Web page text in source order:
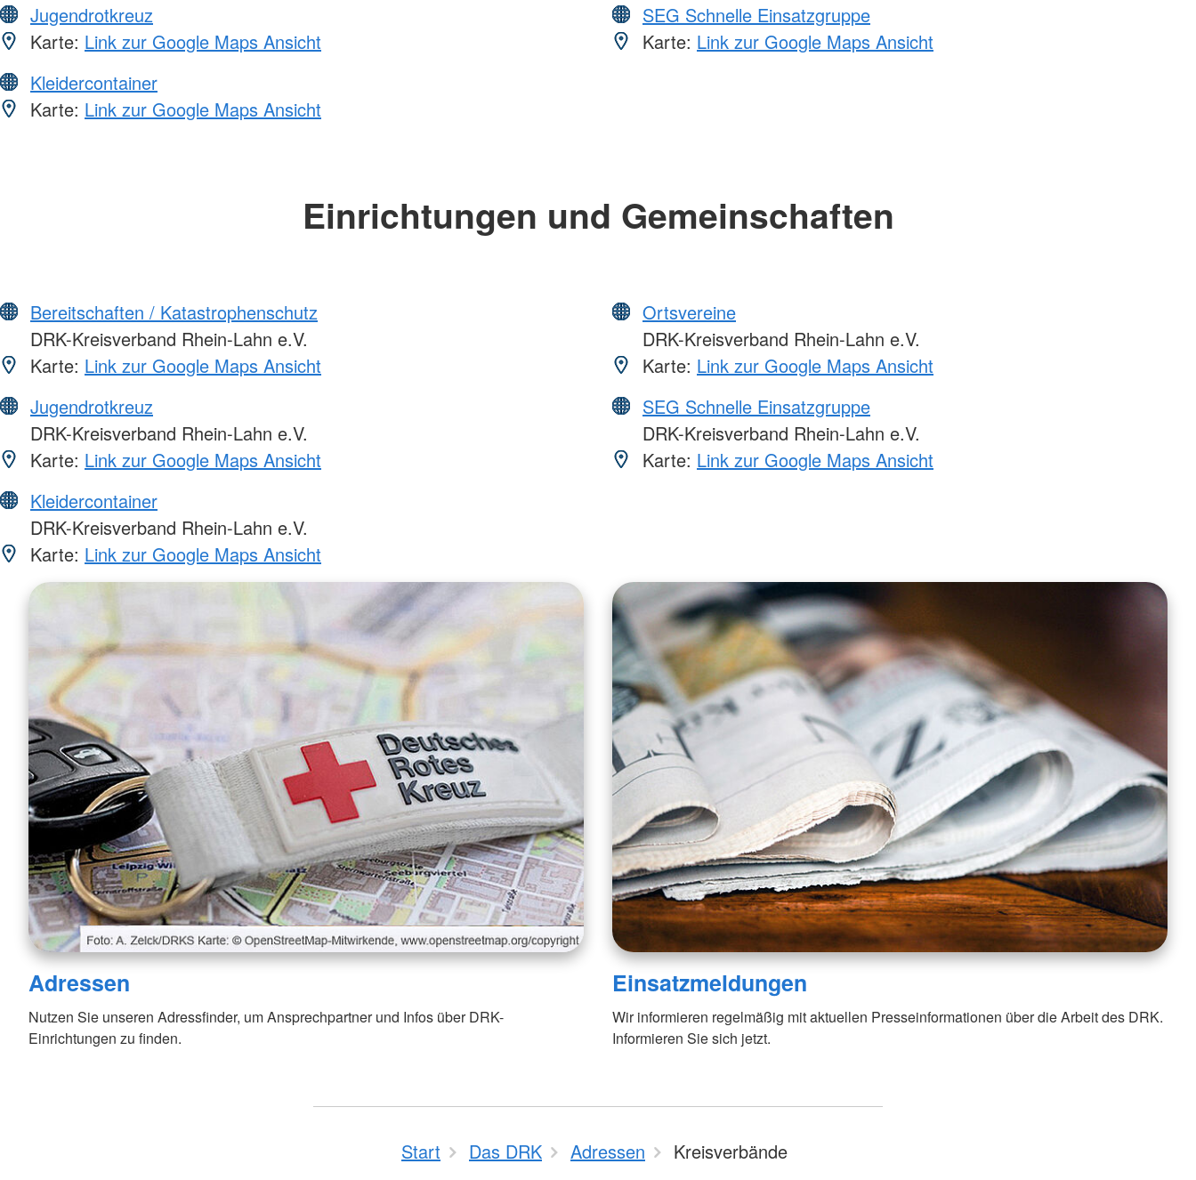
Jugendrotkreuz
Karte: Link zur Google Maps Ansicht
Kleidercontainer
Karte: Link zur Google Maps Ansicht
SEG Schnelle Einsatzgruppe
Karte: Link zur Google Maps Ansicht
Einrichtungen und Gemeinschaften
Bereitschaften / Katastrophenschutz
DRK-Kreisverband Rhein-Lahn e.V.
Karte: Link zur Google Maps Ansicht
Jugendrotkreuz
DRK-Kreisverband Rhein-Lahn e.V.
Karte: Link zur Google Maps Ansicht
Kleidercontainer
DRK-Kreisverband Rhein-Lahn e.V.
Karte: Link zur Google Maps Ansicht
Ortsvereine
DRK-Kreisverband Rhein-Lahn e.V.
Karte: Link zur Google Maps Ansicht
SEG Schnelle Einsatzgruppe
DRK-Kreisverband Rhein-Lahn e.V.
Karte: Link zur Google Maps Ansicht
Adressen
Nutzen Sie unseren Adressfinder, um Ansprechpartner und Infos über DRK-
Einrichtungen zu finden.
Einsatzmeldungen
Wir informieren regelmäßig mit aktuellen Presseinformationen über die Arbeit des DRK.
Informieren Sie sich jetzt.
Start Das DRK Adressen Kreisverbände